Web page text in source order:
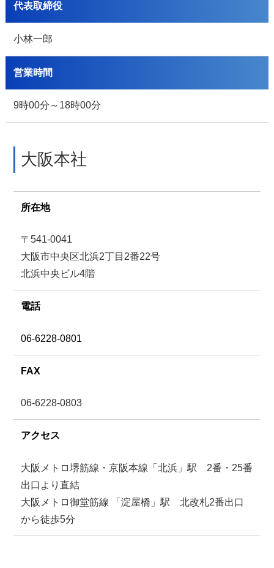
代表取締役
小林一郎
営業時間
9時00分～18時00分
大阪本社
所在地
〒541-0041
大阪市中央区北浜2丁目2番22号
北浜中央ビル4階
電話
06-6228-0801
FAX
06-6228-0803
アクセス
大阪メトロ堺筋線・京阪本線「北浜」駅 2番・25番
出口より直結
大阪メトロ御堂筋線 「淀屋橋」駅 北改札2番出口
から徒歩5分